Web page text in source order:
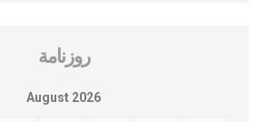
روزنامة
August 2026